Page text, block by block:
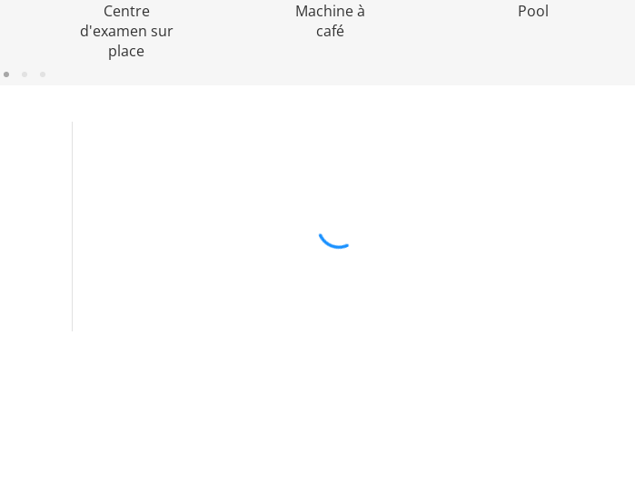
Centre
d'examen sur
place
Machine à
café
Pool